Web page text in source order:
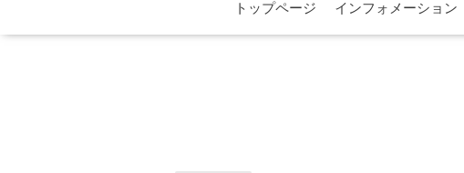
トップページ インフォメーション